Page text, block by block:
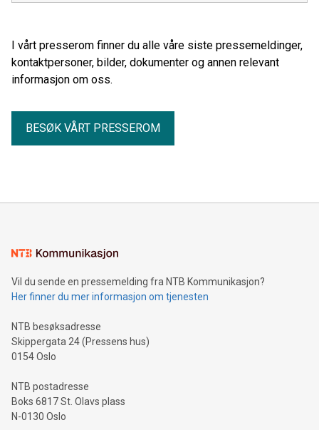
I vårt presserom finner du alle våre siste pressemeldinger,
kontaktpersoner, bilder, dokumenter og annen relevant
informasjon om oss.
BESØK VÅRT PRESSEROM
Vil du sende en pressemelding fra NTB Kommunikasjon?
Her finner du mer informasjon om tjenesten
NTB besøksadresse
Skippergata 24 (Pressens hus)
0154 Oslo
NTB postadresse
Boks 6817 St. Olavs plass
N-0130 Oslo